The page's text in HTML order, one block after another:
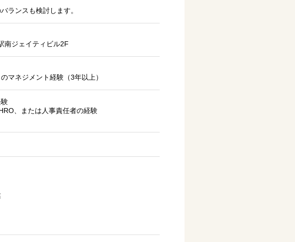
ランスも検討します。
南ジェイティビル2F
マネジメント経験（3年以上）
、または人事責任者の経験